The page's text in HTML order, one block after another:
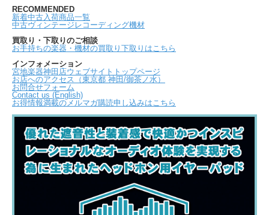
RECOMMENDED
新着中古入荷商品一覧
中古ヴィンテージレコーディング機材
買取り・下取りのご相談
お手持ちの楽器・機材の買取り下取りはこちら
インフォメーション
宮地楽器神田店ウェブサイトトップページ
お店へのアクセス（東京都 神田/御茶ノ水）
お問合せフォーム
Contact us (English)
お得情報満載のメルマガ購読申し込みはこちら